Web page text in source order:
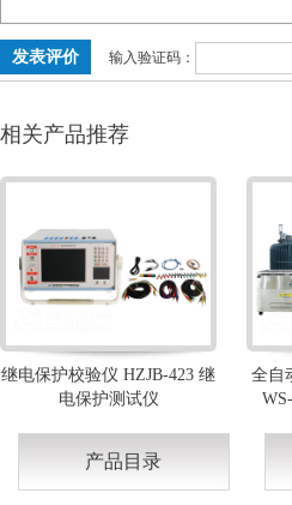
输入验证码：
相关产品推荐
继电保护校验仪 HZJB-423 继
电保护测试仪
全自
产品目录